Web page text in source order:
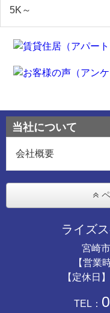
5K～
当社について
会社概要
ライズ
宮崎
【営業
【定休日
TEL：